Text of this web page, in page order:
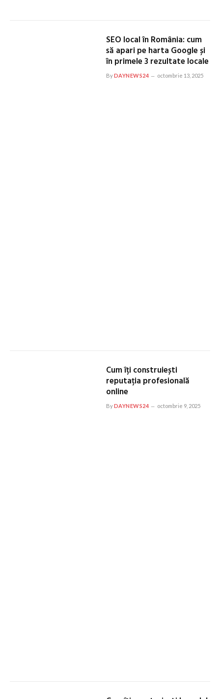
SEO local în România: cum
să apari pe harta Google și
în primele 3 rezultate locale
ByDAYNEWS24 octombrie 13, 2025
Cum îți construiești
reputația profesională
online
ByDAYNEWS24 octombrie 9, 2025